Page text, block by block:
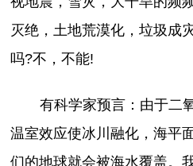
灭绝，土地荒漠化，垃圾成
吗?不，不能!
有科学家预言：由于二
温室效应使冰川融化，海平
们的地球就会被海水覆盖。